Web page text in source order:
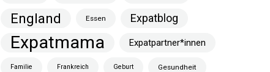
England Essen Expatblog
Expatmama Expatpartner*innen
Familie Frankreich Geburt Gesundheit